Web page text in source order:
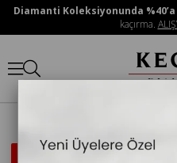
Diamanti Koleksiyonunda
kaçırma.
İNDIRIMLI